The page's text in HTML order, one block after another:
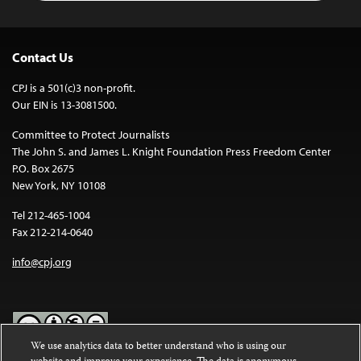
Contact Us
CPJ is a 501(c)3 non-profit.
Our EIN is 13-3081500.
Committee to Protect Journalists
The John S. and James L. Knight Foundation Press Freedom Center
P.O. Box 2675
New York, NY 10108
Tel 212-465-1004
Fax 212-214-0640
info@cpj.org
We use analytics data to better understand who is using our